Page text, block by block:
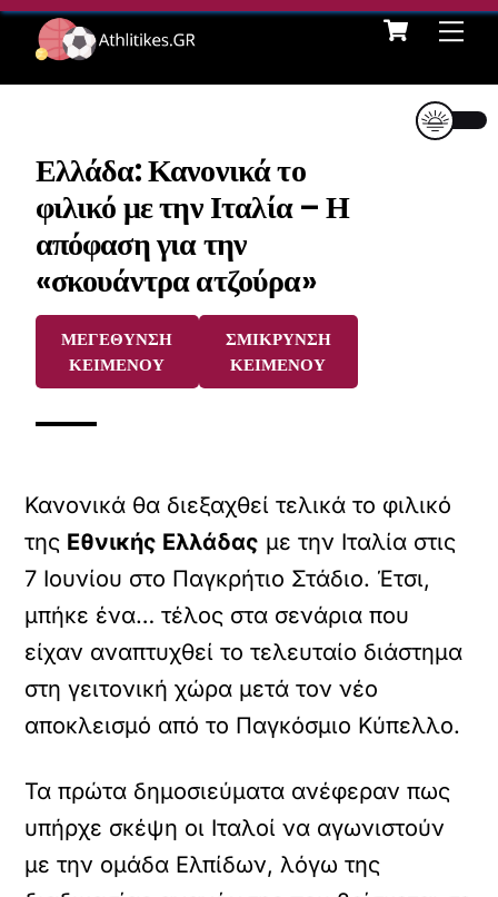
Skip
content
Cart
Ελλάδα: Κανονικά το
φιλικό με την Ιταλία – Η
απόφαση για την
«σκουάντρα ατζούρα»
ΜΕΓΕΘΥΝΣΗ
ΚΕΙΜΕΝΟΥ
ΣΜΙΚΡΥΝΣΗ
ΚΕΙΜΕΝΟΥ
Κανονικά θα διεξαχθεί τελικά το φιλικό
της Εθνικής Ελλάδας με την Ιταλία στις
7 Ιουνίου στο Παγκρήτιο Στάδιο. Έτσι,
μπήκε ένα… τέλος στα σενάρια που
είχαν αναπτυχθεί το τελευταίο διάστημα
στη γειτονική χώρα μετά τον νέο
αποκλεισμό από το Παγκόσμιο Κύπελλο.
Τα πρώτα δημοσιεύματα ανέφεραν πως
υπήρχε σκέψη οι Ιταλοί να αγωνιστούν
με την ομάδα Ελπίδων, λόγω της